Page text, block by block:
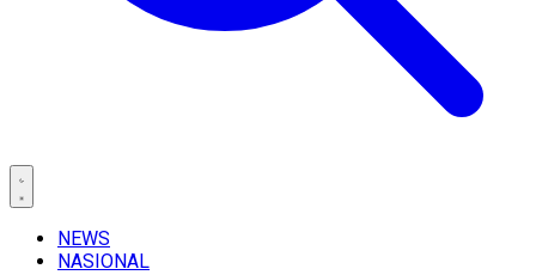
NEWS
NASIONAL